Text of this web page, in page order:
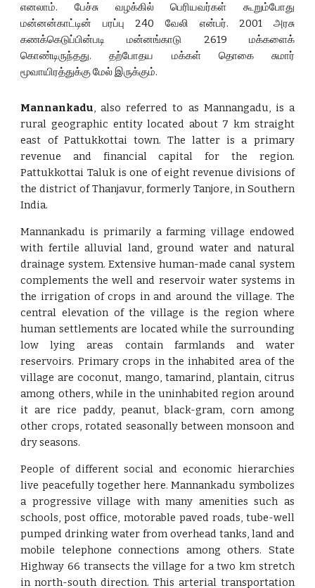
எனலாம். பேச்சு வழக்கில் பெரியவர்கள் கூறும்போது
மன்னன்காட்டின் பரப்பு 240 வேலி என்பர். 2001 அரசு
கணக்கெடுப்பின்படி மன்னங்காடு 2619 மக்களைக்
கொண்டிருந்தது. தற்போதய மக்கள் தொகை சுமார்
மூவாயிரத்துக்கு மேல் இருக்கும்.
Mannankadu, also referred to as Mannangadu, is a
rural geographic entity located about 7 km straight
east of Pattukkottai town. The latter is a primary
revenue and financial capital for the region.
Pattukkottai Taluk is one of eight revenue divisions of
the district of Thanjavur, formerly Tanjore, in Southern
India.
Mannankadu is primarily a farming village endowed
with fertile alluvial land, ground water and natural
drainage system. Extensive human-made canal system
complements the well and reservoir water systems in
the irrigation of crops in and around the village. The
central elevation of the village is the region where
human settlements are located while the surrounding
low lying areas contain farmlands and water
reservoirs. Primary crops in the inhabited area of the
village are coconut, mango, tamarind, plantain, citrus
among others, while in the uninhabited region around
it are rice paddy, peanut, black-gram, corn among
other crops, rotated seasonally between monsoon and
dry seasons.
People of different social and economic hierarchies
live peacefully together here. Mannankadu symbolizes
a progressive village with many amenities such as
schools, post office, motorable paved roads, tube-well
pumped drinking water from overhead tanks, land and
mobile telephone connections among others. State
Highway 66 transects the village for a two km stretch
in north-south direction. This arterial transportation